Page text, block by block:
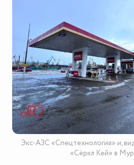
Экс-АЗС «Спецтехнология» и,
«Сёркл Кей» в